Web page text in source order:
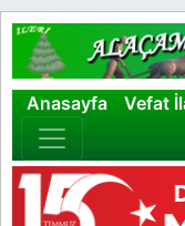
Anasayfa Vefat